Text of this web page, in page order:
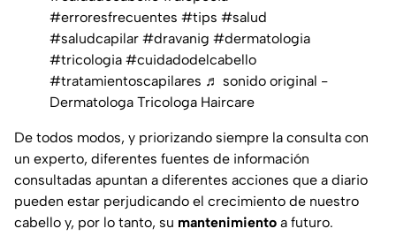
#erroresfrecuentes #tips #salud
#saludcapilar #dravanig #dermatologia
#tricologia #cuidadodelcabello
#tratamientoscapilares ♬ sonido original -
Dermatologa Tricologa Haircare
De todos modos, y priorizando siempre la consulta con
un experto, diferentes fuentes de información
consultadas apuntan a diferentes acciones que a diario
pueden estar perjudicando el crecimiento de nuestro
cabello y, por lo tanto, su mantenimiento a futuro.